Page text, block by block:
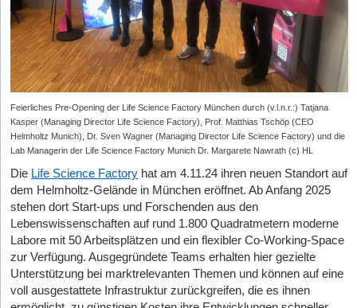
Feierliches Pre-Opening der Life Science Factory München durch (v.l.n.r.:) Tatjana
Kasper (Managing Director Life Science Factory), Prof. Matthias Tschöp (CEO
Helmholtz Munich), Dr. Sven Wagner (Managing Director Life Science Factory) und die
Lab Managerin der Life Science Factory Munich Dr. Margarete Nawrath (c) HL
Die Life Science Factory hat am 4.11.24 ihren neuen Standort auf
dem Helmholtz-Gelände in München eröffnet. Ab Anfang 2025
stehen dort Start-ups und Forschenden aus den
Lebenswissenschaften auf rund 1.800 Quadratmetern moderne
Labore mit 50 Arbeitsplätzen und ein flexibler Co-Working-Space
zur Verfügung. Ausgegründete Teams erhalten hier gezielte
Unterstützung bei marktrelevanten Themen und können auf eine
voll ausgestattete Infrastruktur zurückgreifen, die es ihnen